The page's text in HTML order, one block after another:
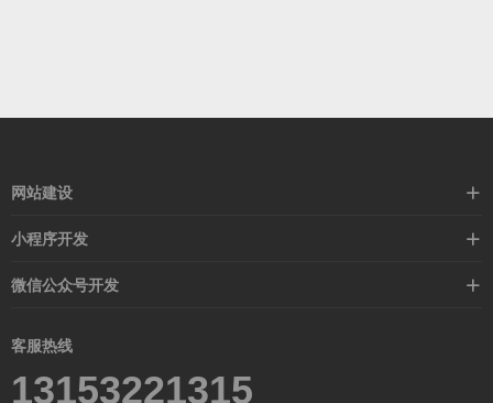
网站建设
标准化网站建设
外贸模板站
小程序开发
营销活动
在线商城
微信公众号开发
客服热线
13153221315